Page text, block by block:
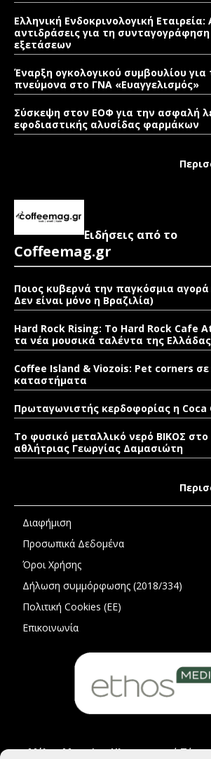
Ελληνική Ενδοκρινολογική
αντιδράσεις για τη
εξετάσεων
Έναρξη ογκολογικού συμβουλίου για
πνεύμονα στο ΓΝΑ «Ευαγγελισμός»
Σύσκεψη στον ΕΟΦ για την ασφαλή
εφοδιαστικής αλυσίδας φαρμάκων
Ειδήσεις από το
Coffeemag.gr
Ποιος κυβερνά την παγκόσμια
Δεν είναι μόνο η Βραζιλία)
Hard Rock Rising: Το Hard Rock Cafe
τα νέα μουσικά ταλέντα της
Coffee Island & Viozois: Pet corners σε
καταστήματα
Πρωταγωνιστής κερδοφορίας η Coca
Το φυσικό μεταλλικό νερό ΒΙΚΟΣ
αθλήτριας Γεωργίας Δαμασιώτη
Διαφήμιση
Προσωπικά Δεδομένα
Όροι Χρήσης
Δήλωση συμμόρφωσης (2018/334)
Πολιτική Cookies (ΕΕ)
Επικοινωνία
Μέλος Μητρώου Ηλεκτρονικού